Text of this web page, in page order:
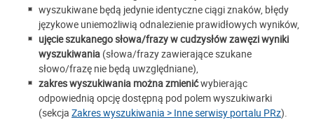
wyszukiwane będą jedynie identyczne ciągi znaków, błędy
językowe uniemożliwią odnalezienie prawidłowych wyników,
ujęcie szukanego słowa/frazy w cudzysłów zawęzi wyniki
wyszukiwania (słowa/frazy zawierające szukane
słowo/frazę nie będą uwzględniane),
zakres wyszukiwania można zmienićwybierając
odpowiednią opcję dostępną pod polem wyszukiwarki
(sekcja Zakres wyszukiwania > Inne serwisy portalu PRz).